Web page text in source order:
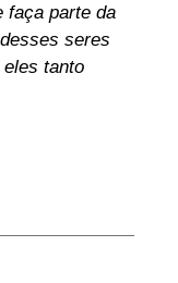
faça parte da
seres
tanto